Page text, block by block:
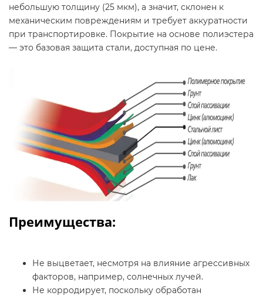
небольшую толщину (25 мкм), а значит, склонен к
механическим повреждениям и требует аккуратности
при транспортировке. Покрытие на основе полиэстера
— это базовая защита стали, доступная по цене.
Преимущества:
Не выцветает, несмотря на влияние агрессивных
факторов, например, солнечных лучей.
Не корродирует, поскольку обработан